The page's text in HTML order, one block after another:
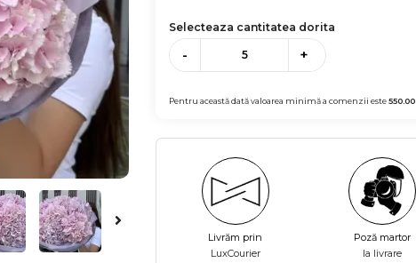
Selecteaza cantitatea dorita
- +
Pentru această dată valoarea minimă a comenzii este550.00
Livrăm prin
LuxCourier
Poză martor
la livrare